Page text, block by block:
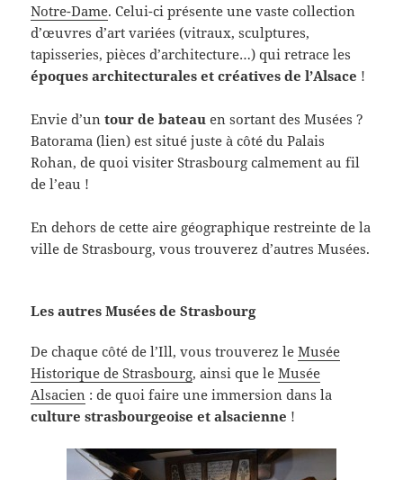
Notre-Dame. Celui-ci présente une vaste collection
d’œuvres d’art variées (vitraux, sculptures,
tapisseries, pièces d’architecture…) qui retrace les
époques architecturales et créatives de l’Alsace !
Envie d’untour de bateau en sortant des Musées ?
Batorama (lien) est situé juste à côté du Palais
Rohan, de quoi visiter Strasbourg calmement au fil
de l’eau !
En dehors de cette aire géographique restreinte de la
ville de Strasbourg, vous trouverez d’autres Musées.
Les autres Musées de Strasbourg
De chaque côté de l’Ill, vous trouverez leMusée
Historique de Strasbourg, ainsi que leMusée
Alsacien : de quoi faire une immersion dans la
culture strasbourgeoise et alsacienne !